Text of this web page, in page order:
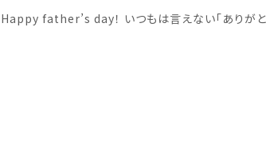
Happy father’s day！ いつもは言えない「ありが